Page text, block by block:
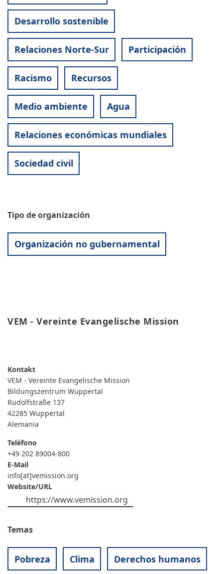
Desarrollo sostenible
Relaciones Norte-Sur Participación
Racismo Recursos
Medio ambiente Agua
Relaciones económicas mundiales
Sociedad civil
Tipo de organización
Organización no gubernamental
VEM - Vereinte Evangelische Mission
EVANGELISCHE
MISSION
VEM - Vereinte Evangelische Mission
Bildungszentrum Wuppertal
Rudolfstraße 137
42285 Wuppertal
Alemania
Teléfono
+49 202 89004-800
E-Mail
info[at]vemission.org
Website/URL
https://www.vemission.org
Temas
Pobreza Clima Derechos humanos